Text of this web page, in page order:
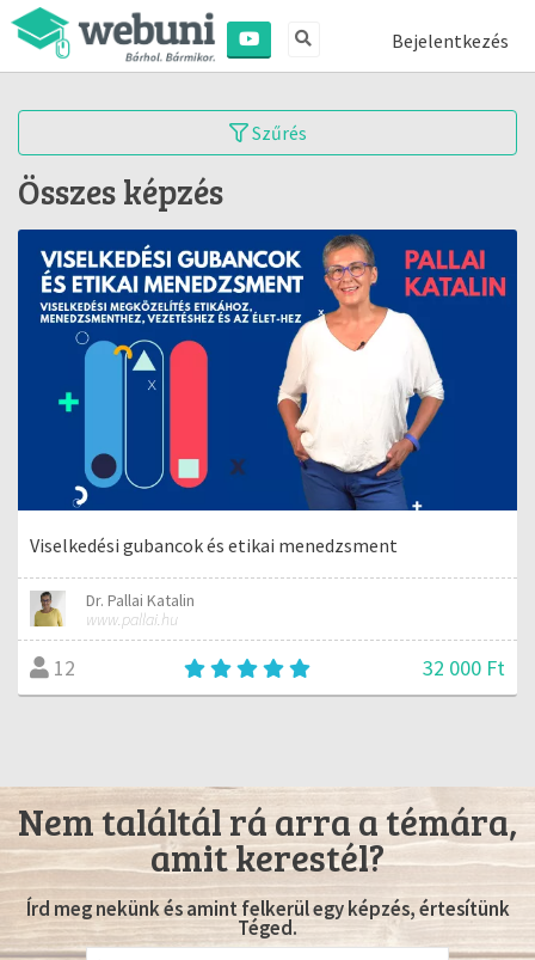
Bejelentkezés
Szűrés
Összes képzés
Viselkedési gubancok és etikai menedzsment
Dr. Pallai Katalin
www.pallai.hu
12 32 000 Ft
Nem találtál rá arra a témára,
amit kerestél?
Írd meg nekünk és amint felkerül egy képzés, értesítünk
Téged.